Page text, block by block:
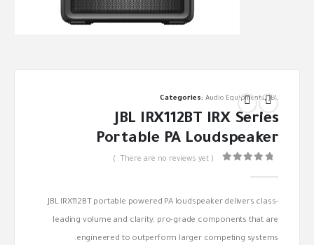
Categories:Audio Equipments,JBL
JBL IRX112BT IRX Series
Portable PA Loudspeaker
( There are no reviews yet. )
JBL IRX112BT portable powered PA loudspeaker delivers class-
leading volume and clarity, pro-grade components that are
engineered to outperform larger competing systems.